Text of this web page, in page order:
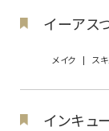
イーアス
メイク ス
インキュ